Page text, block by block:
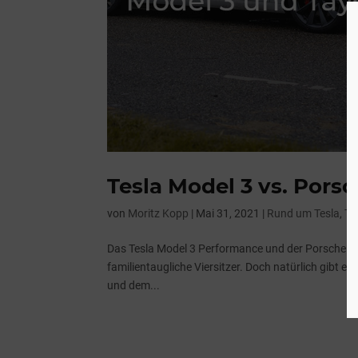
Tesla Model 3 vs.
von Moritz Kopp | Mai 31, 2021 | Rund um Tesla,
Das Tesla Model 3 Performance und der Porsche
familientaugliche Viersitzer. Doch natürlich gibt
und dem...